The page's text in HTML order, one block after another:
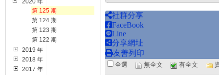
2020 年
第 125 期
第 124 期
第 123 期
第 122 期
2019 年
2018 年
2017 年
社群分享
FaceBook
Line
分享網址
友善列印
全選 無全文 有全文